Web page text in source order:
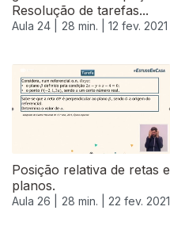
Resolução de tarefas...
Aula 24 | 28 min. | 12 fev. 2021
Posição relativa de retas e
planos.
Aula 26 | 28 min. | 22 fev. 2021